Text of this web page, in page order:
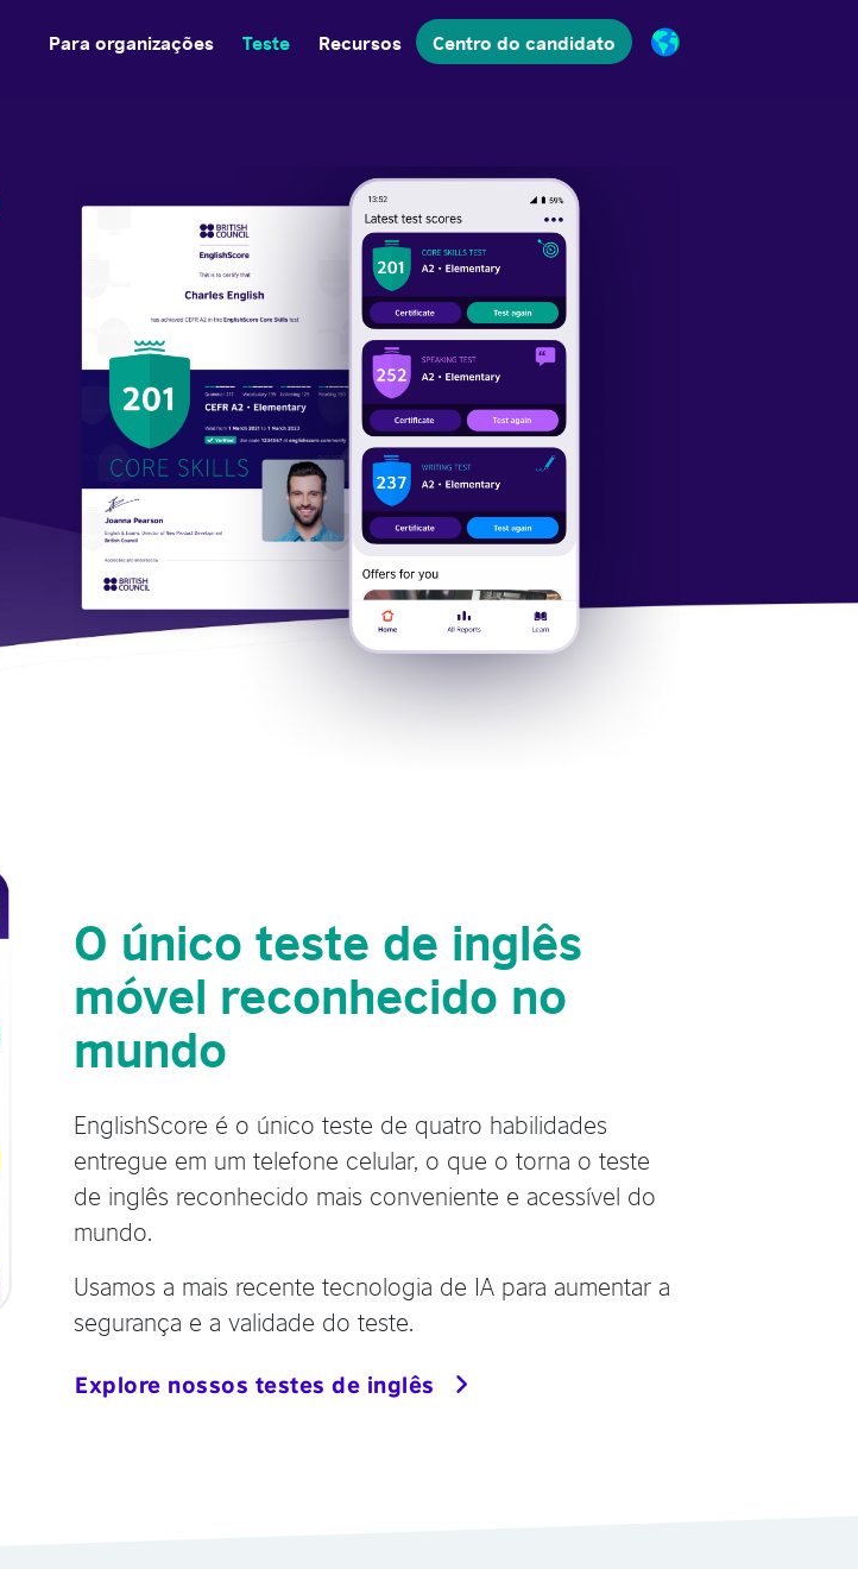
Para organizações Teste Recursos Centro do candidato
O único teste de inglês
móvel reconhecido no
mundo
EnglishScore é o único teste de quatro habilidades
entregue em um telefone celular, o que o torna o teste
de inglês reconhecido mais conveniente e acessível do
mundo.
Usamos a mais recente tecnologia de IA para aumentar a
segurança e a validade do teste.
Explore nossos testes de inglês